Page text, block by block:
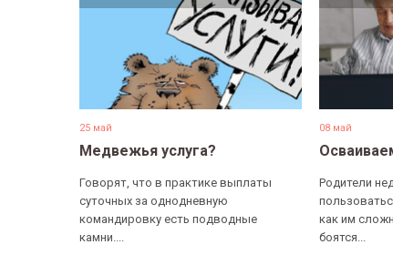
25 май
Медвежья услуга?
Говорят, что в практике выплаты
суточных за однодневную
командировку есть подводные
камни....
08 май
Родители
как им
боятся...